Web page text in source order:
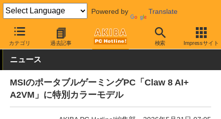
Powered by Translate
カテゴリ 過去記事 検索 Impressサイト
AKIBA PC Hotline! PC本体・ソフト 小型PC
ニュース
MSIのポータブルゲーミングPC「Claw 8 AI+
A2VM」に特別カラーモデル